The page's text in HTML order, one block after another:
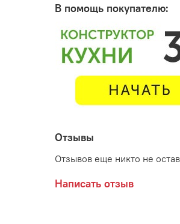
В помощь покупателю:
Отзывы
Отзывов еще никто не
Написать отзыв